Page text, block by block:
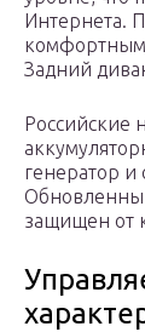
Интернета.
Задний
Российские
генератор и
защищен от